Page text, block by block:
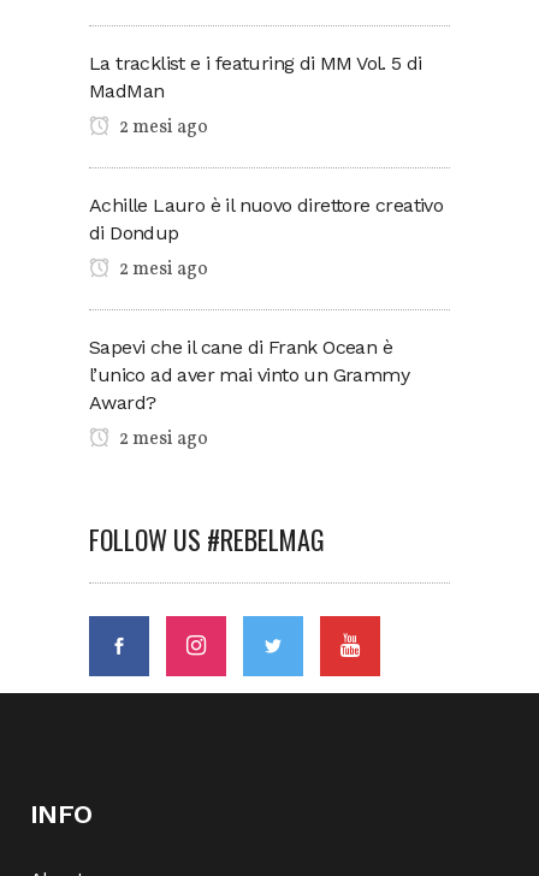
La tracklist e i featuring di MM Vol. 5 di
MadMan
2 mesi ago
Achille Lauro è il nuovo direttore creativo
di Dondup
2 mesi ago
Sapevi che il cane di Frank Ocean è
l’unico ad aver mai vinto un Grammy
Award?
2 mesi ago
FOLLOW US #REBELMAG
INFO